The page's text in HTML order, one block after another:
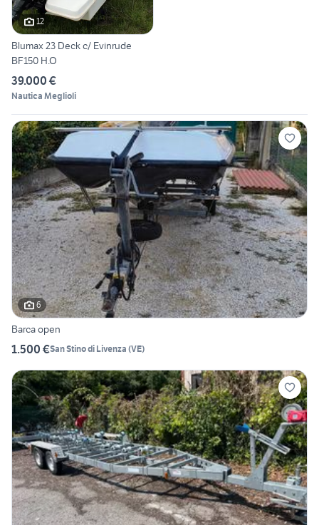
12
Blumax 23 Deck c/ Evinrude
BF150 H.O
39.000 €
Nautica Meglioli
6
Barca open
1.500 €San Stino di Livenza (VE)